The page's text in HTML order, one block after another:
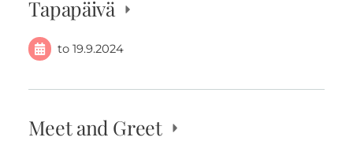
Tapapäivä
to 19.9.2024
Meet and Greet